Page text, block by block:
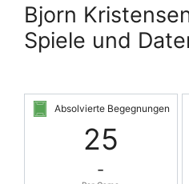
Bjorn
Spiele und
Absolvierte Begegnungen
25
-